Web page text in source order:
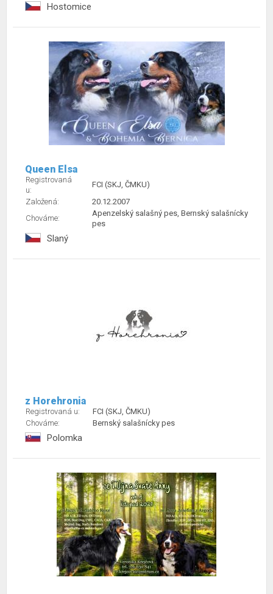
Hostomice
Queen Elsa
Registrovaná
u:
FCI (SKJ, ČMKU)
Založená:
20.12.2007
Chováme:
Apenzelský salašný pes, Bernský salašnícky
pes
Slaný
z Horehronia
Registrovaná u:
FCI (SKJ, ČMKU)
Chováme:
Bernský salašnícky pes
Polomka